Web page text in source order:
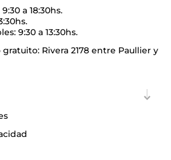
a 18:30hs.
9:30 a 13:30hs.
Rivera 2178 entre Paullier y